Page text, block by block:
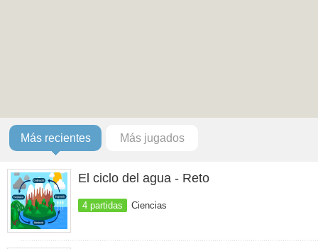
Más recientes Más jugados
El ciclo del agua - Reto
4 partidas Ciencias